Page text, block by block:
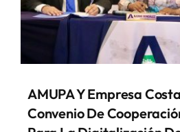
AMUPA Y Empresa
Convenio De